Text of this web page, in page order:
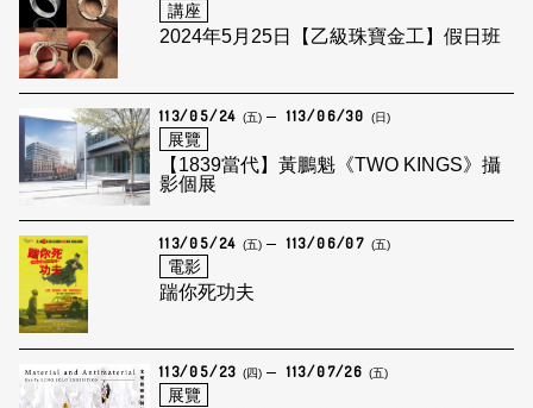
講座
2024年5月25日【乙級珠寶金工】假日班
113/05/24 (五) 113/06/30 (日)
展覽
【1839當代】黃鵬魁《TWO KINGS》攝
影個展
113/05/24 (五) 113/06/07 (五)
電影
踹你死功夫
113/05/23 (四) 113/07/26 (五)
展覽